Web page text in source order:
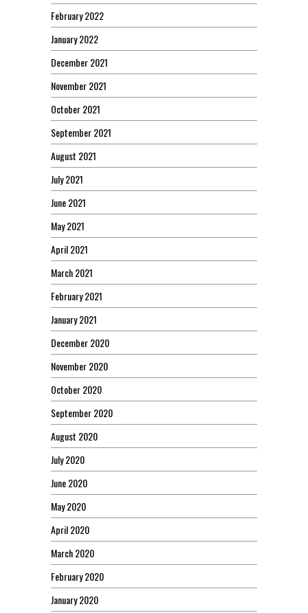
February 2022
January 2022
December 2021
November 2021
October 2021
September 2021
August 2021
July 2021
June 2021
May 2021
April 2021
March 2021
February 2021
January 2021
December 2020
November 2020
October 2020
September 2020
August 2020
July 2020
June 2020
May 2020
April 2020
March 2020
February 2020
January 2020